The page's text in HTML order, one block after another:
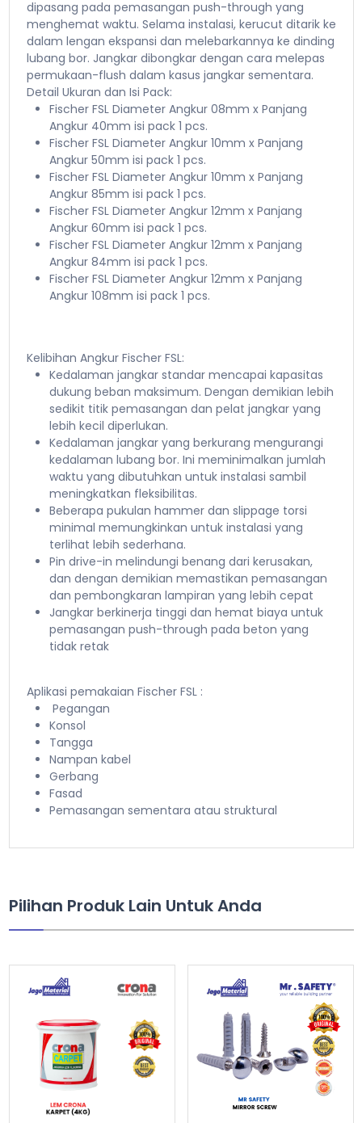
dipasang pada pemasangan push-through yang
menghemat waktu. Selama instalasi, kerucut ditarik ke
dalam lengan ekspansi dan melebarkannya ke dinding
lubang bor. Jangkar dibongkar dengan cara melepas
permukaan-flush dalam kasus jangkar sementara.
Detail Ukuran dan Isi Pack:
Fischer FSL Diameter Angkur 08mm x Panjang
Angkur 40mm isi pack 1 pcs.
Fischer FSL Diameter Angkur 10mm x Panjang
Angkur 50mm isi pack 1 pcs.
Fischer FSL Diameter Angkur 10mm x Panjang
Angkur 85mm isi pack 1 pcs.
Fischer FSL Diameter Angkur 12mm x Panjang
Angkur 60mm isi pack 1 pcs.
Fischer FSL Diameter Angkur 12mm x Panjang
Angkur 84mm isi pack 1 pcs.
Fischer FSL Diameter Angkur 12mm x Panjang
Angkur 108mm isi pack 1 pcs.
Kelibihan Angkur Fischer FSL:
Kedalaman jangkar standar mencapai kapasitas
dukung beban maksimum. Dengan demikian lebih
sedikit titik pemasangan dan pelat jangkar yang
lebih kecil diperlukan.
Kedalaman jangkar yang berkurang mengurangi
kedalaman lubang bor. Ini meminimalkan jumlah
waktu yang dibutuhkan untuk instalasi sambil
meningkatkan fleksibilitas.
Beberapa pukulan hammer dan slippage torsi
minimal memungkinkan untuk instalasi yang
terlihat lebih sederhana.
Pin drive-in melindungi benang dari kerusakan,
dan dengan demikian memastikan pemasangan
dan pembongkaran lampiran yang lebih cepat
Jangkar berkinerja tinggi dan hemat biaya untuk
pemasangan push-through pada beton yang
tidak retak
Aplikasi pemakaian Fischer FSL :
Pegangan
Konsol
Tangga
Nampan kabel
Gerbang
Fasad
Pemasangan sementara atau struktural
Pilihan Produk Lain Untuk Anda